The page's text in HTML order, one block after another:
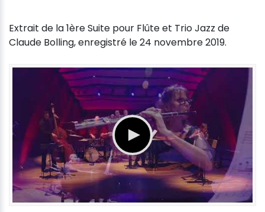
Extrait de la 1ère Suite pour Flûte et Trio Jazz de
Claude Bolling, enregistré le 24 novembre 2019.